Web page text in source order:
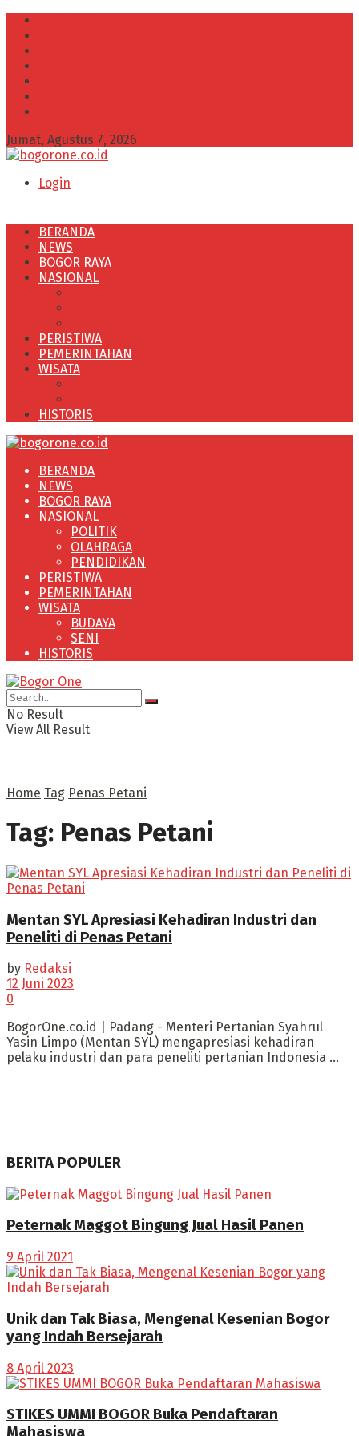
Jumat, Agustus 7, 2026
Login
BERANDA
NEWS
BOGOR RAYA
NASIONAL
PERISTIWA
PEMERINTAHAN
WISATA
HISTORIS
BERANDA
NEWS
BOGOR RAYA
NASIONAL
POLITIK
OLAHRAGA
PENDIDIKAN
PERISTIWA
PEMERINTAHAN
WISATA
BUDAYA
SENI
HISTORIS
No Result
View All Result
Home Tag Penas Petani
Tag: Penas Petani
Mentan SYL Apresiasi Kehadiran Industri dan
Peneliti di Penas Petani
by Redaksi
12 Juni 2023
0
BogorOne.co.id | Padang - Menteri Pertanian Syahrul
Yasin Limpo (Mentan SYL) mengapresiasi kehadiran
pelaku industri dan para peneliti pertanian Indonesia ...
BERITA POPULER
Peternak Maggot Bingung Jual Hasil Panen
9 April 2021
Unik dan Tak Biasa, Mengenal Kesenian Bogor
yang Indah Bersejarah
8 April 2023
STIKES UMMI BOGOR Buka Pendaftaran
Mahasiswa